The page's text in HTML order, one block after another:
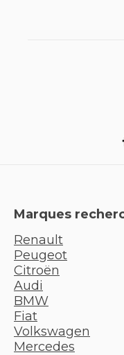
Marques
Renault
Peugeot
Citroën
Audi
BMW
Fiat
Volkswagen
Mercedes